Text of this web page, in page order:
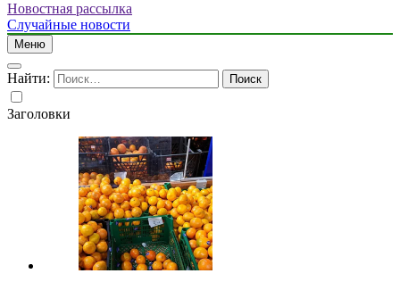
Новостная рассылка
Случайные новости
Меню
Найти:
Заголовки